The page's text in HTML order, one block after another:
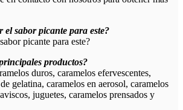
el sabor picante para este?
picante para este?
productos?
duros, caramelos efervescentes,
gelatina, caramelos en aerosol, caramelos
juguetes, caramelos prensados ​​y